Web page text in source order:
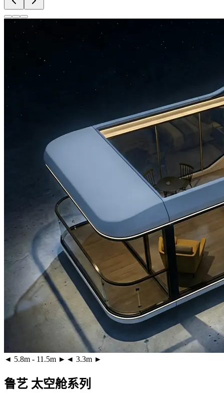
◄ 5.8m - 11.5m ► ◄ 3.3m ►
鲁艺 太空舱系列